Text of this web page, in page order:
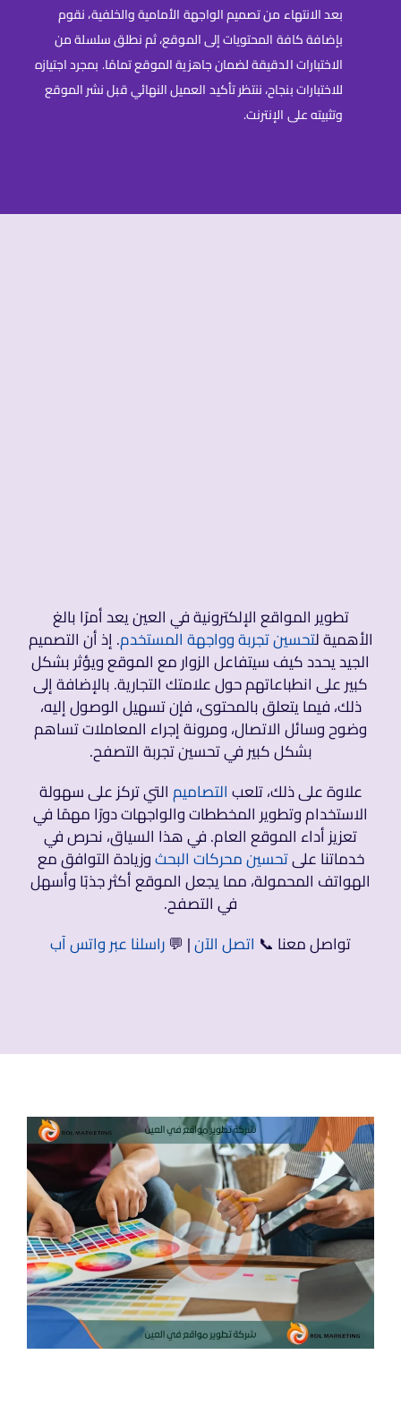
بعد الانتهاء من تصميم الواجهة الأمامية والخلفية، نقوم
بإضافة كافة المحتويات إلى الموقع، ثم نطلق سلسلة من
الاختبارات الدقيقة لضمان جاهزية الموقع تمامًا. بمجرد اجتيازه
للاختبارات بنجاح، ننتظر تأكيد العميل النهائي قبل نشر الموقع
وتثبيته على الإنترنت.
تطوير المواقع الإلكترونية في العين يعد أمرًا بالغ
الأهمية لتحسين تجربة وواجهة المستخدم. إذ أن التصميم
الجيد يحدد كيف سيتفاعل الزوار مع الموقع ويؤثر بشكل
كبير على انطباعاتهم حول علامتك التجارية. بالإضافة إلى
ذلك، فيما يتعلق بالمحتوى، فإن تسهيل الوصول إليه،
وضوح وسائل الاتصال، ومرونة إجراء المعاملات تساهم
بشكل كبير في تحسين تجربة التصفح.
علاوة على ذلك، تلعبالتصاميمالتي تركز على سهولة
الاستخدام وتطوير المخططات والواجهات دورًا مهمًا في
تعزيز أداء الموقع العام. في هذا السياق، نحرص في
خدماتنا علىتحسين محركات البحثوزيادة التوافق مع
الهواتف المحمولة، مما يجعل الموقع أكثر جذبًا وأسهل
في التصفح.
تواصل معنا 📞 اتصل الآن| 💬راسلنا عبر واتس آب